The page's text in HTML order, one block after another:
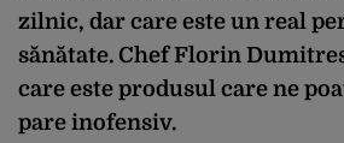
zilnic, dar care este un real
sănătate. Chef Florin
care este produsul care ne
pare inofensiv.